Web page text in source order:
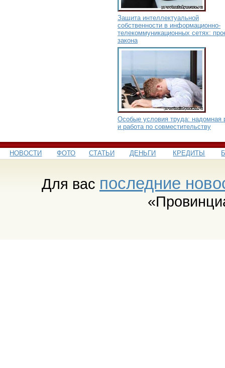
Защита интеллектуальной
собственности в информационно-
телекоммуникационных сетях:
закона
Особые условия труда: надомная
и работа по совместительству
НОВОСТИ ФОТО СТАТЬИ ДЕНЬГИ КРЕДИТЫ
Для вас последние